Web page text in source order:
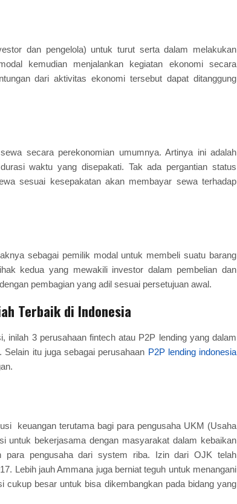
dan pengelola) untuk turut serta dalam melakukan
kemudian menjalankan kegiatan ekonomi secara
dari aktivitas ekonomi tersebut dapat ditanggung
secara perekonomian umumnya. Artinya ini adalah
waktu yang disepakati. Tak ada pergantian status
sesuai kesepakatan akan membayar sewa terhadap
sebagai pemilik modal untuk membeli suatu barang
kedua yang mewakili investor dalam pembelian dan
pembagian yang adil sesuai persetujuan awal.
Terbaik di Indonesia
inilah 3 perusahaan fintech atau P2P lending yang dalam
itu juga sebagai perusahaan P2P lending indonesia
keuangan terutama bagi para pengusaha UKM (Usaha
untuk bekerjasama dengan masyarakat dalam kebaikan
para pengusaha dari system riba. Izin dari OJK telah
Lebih jauh Ammana juga berniat teguh untuk menangani
cukup besar untuk bisa dikembangkan pada bidang yang